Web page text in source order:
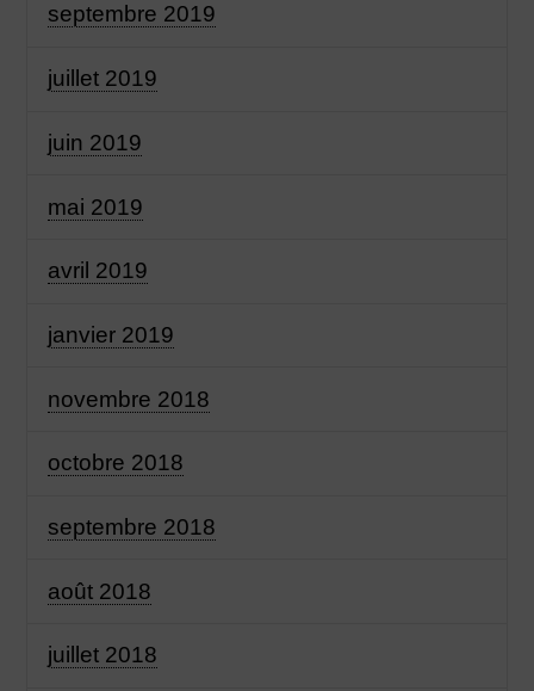
septembre 2019
juillet 2019
juin 2019
mai 2019
avril 2019
janvier 2019
novembre 2018
octobre 2018
septembre 2018
août 2018
juillet 2018